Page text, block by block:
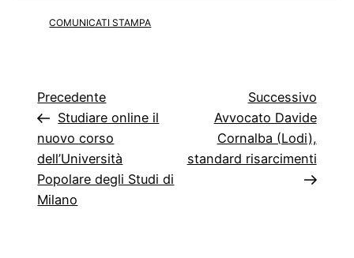
COMUNICATI STAMPA
Navigazione
articoli
Articolo
precedente
Precedente
Studiare online il
nuovo corso
dell’Università
Popolare degli Studi di
Milano
Successivo
Avvocato Davide
Cornalba (Lodi),
standard risarcimenti